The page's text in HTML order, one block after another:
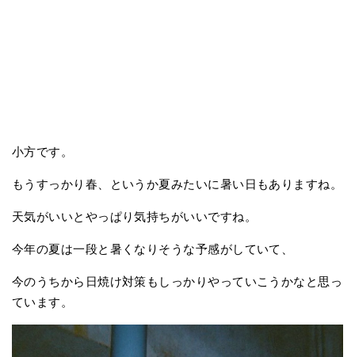
小方です。
もうすっかり春、というか夏みたいに暑い日もありますね。
天気がいいとやっぱり気持ちがいいですね。
今年の夏は一段と暑くなりそうな予感がしていて、
今のうちから日焼け対策もしっかりやっていこうかなと思っ
ています。